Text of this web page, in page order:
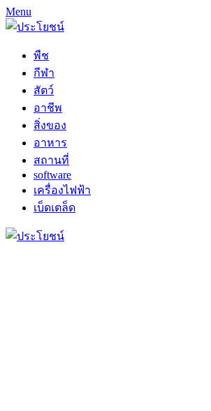
Menu
พืช
กีฬา
สัตว์
อาชีพ
สิ่งของ
อาหาร
สถานที่
software
เครื่องไฟฟ้า
เบ็ดเตล็ด